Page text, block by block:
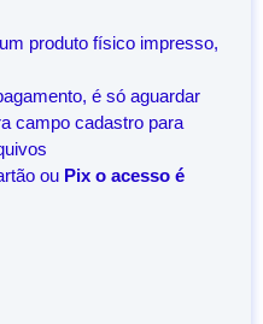
produto físico impresso,
é só aguardar
campo cadastro para
ou Pix o acesso é